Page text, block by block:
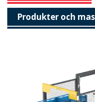
Produkter och